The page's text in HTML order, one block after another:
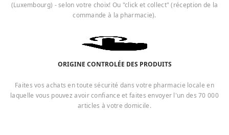
(Luxembourg) - selon votre choix! Ou "click et collect" (réception de la
commande à la pharmacie).
ORIGINE CONTROLÉE DES PRODUITS
Faites vos achats en toute sécurité dans votre pharmacie locale en
laquelle vous pouvez avoir confiance et faites envoyer l'un des 70 000
articles à votre domicile.